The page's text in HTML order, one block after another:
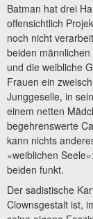
Batman hat drei
offensichtlich
noch nicht
beiden
und die weibliche
Frauen ein
Junggeselle, in
einem netten
begehrenswerte
kann nichts
»weiblichen
beiden funkt.
Der sadistische
Clownsgestalt ist,